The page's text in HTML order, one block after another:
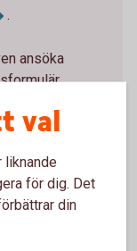
.
ansöka
ensam
val
liknande
för dig. Det
din